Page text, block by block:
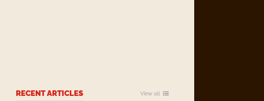
RECENT ARTICLES View all